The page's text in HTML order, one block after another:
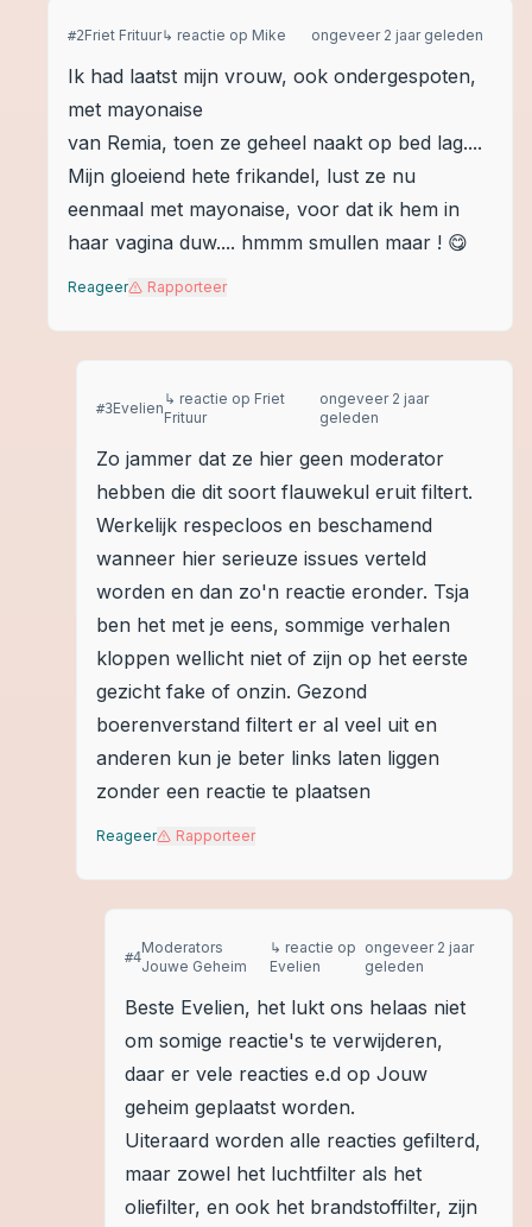
#2Friet Frituur↳ reactie op Mike ongeveer 2 jaar geleden
Ik had laatst mijn vrouw, ook ondergespoten,
met mayonaise
van Remia, toen ze geheel naakt op bed lag....
Mijn gloeiend hete frikandel, lust ze nu
eenmaal met mayonaise, voor dat ik hem in
haar vagina duw.... hmmm smullen maar ! 😋
Reageer Rapporteer
#3Evelien
↳ reactie op Friet
Frituur
ongeveer 2 jaar
geleden
Zo jammer dat ze hier geen moderator
hebben die dit soort flauwekul eruit filtert.
Werkelijk respecloos en beschamend
wanneer hier serieuze issues verteld
worden en dan zo'n reactie eronder. Tsja
ben het met je eens, sommige verhalen
kloppen wellicht niet of zijn op het eerste
gezicht fake of onzin. Gezond
boerenverstand filtert er al veel uit en
anderen kun je beter links laten liggen
zonder een reactie te plaatsen
Reageer Rapporteer
#4
Moderators
Jouwe Geheim
↳ reactie op
Evelien
ongeveer 2 jaar
geleden
Beste Evelien, het lukt ons helaas niet
om somige reactie's te verwijderen,
daar er vele reacties e.d op Jouw
geheim geplaatst worden.
Uiteraard worden alle reacties gefilterd,
maar zowel het luchtfilter als het
oliefilter, en ook het brandstoffilter, zijn